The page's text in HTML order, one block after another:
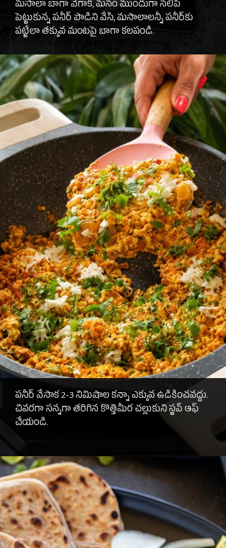
మసాలా బాగా వేగాక, మనం ముందుగా నలిపి
పెట్టుకున్న పనీర్ పొడిని వేసి, మసాలాలన్నీ పనీర్‌కు
పట్టేలా తక్కువ మంటపై బాగా కలపండి.
పనీర్ వేసాక 2-3 నిమిషాల కన్నా ఎక్కువ ఉడికించవద్దు.
చివరగా సన్నగా తరిగిన కొత్తిమీర చల్లుకుని స్టవ్ ఆఫ్
చేయండి.